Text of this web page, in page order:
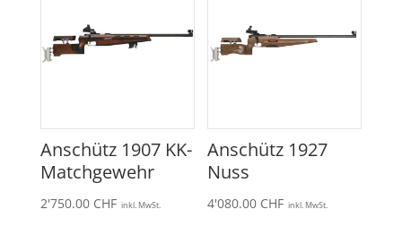
Anschütz 1907 KK-
Matchgewehr
2'750.00 CHF inkl. MwSt.
Anschütz 1927
Nuss
4'080.00 CHF inkl. MwSt.